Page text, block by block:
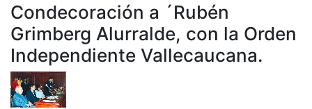
Condecoración a ´Rubén
Grimberg Alurralde, con la Orden
Independiente Vallecaucana.